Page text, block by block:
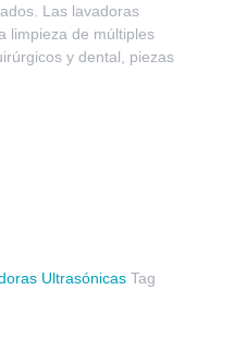
Las lavadoras
limpieza de múltiples
y dental, piezas
Ultrasónicas Tag